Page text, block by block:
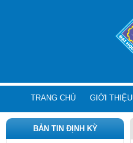
TRANG CHỦ GIỚI THIỆU
BẢN TIN ĐỊNH KỲ